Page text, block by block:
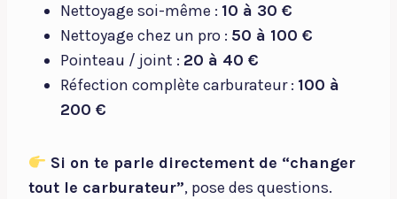
Nettoyage soi-même : 10 à 30 €
Nettoyage chez un pro : 50 à 100 €
Pointeau / joint : 20 à 40 €
Réfection complète carburateur : 100 à
200 €
Si on te parle directement de “changer
tout le carburateur”, pose des questions.